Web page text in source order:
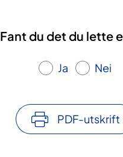
Fant du det du lette
Ja Nei
PDF-utskrift